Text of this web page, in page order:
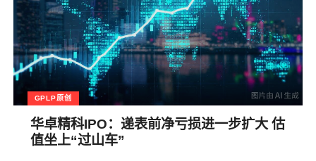
GPLP原创
华卓精科IPO：递表前净亏损进一步扩大 估
值坐上“过山车”